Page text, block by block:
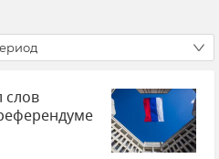
слов